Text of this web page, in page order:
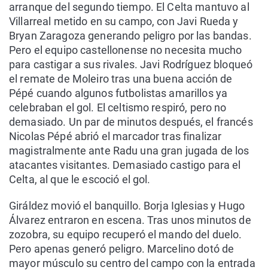
arranque del segundo tiempo. El Celta mantuvo al
Villarreal metido en su campo, con Javi Rueda y
Bryan Zaragoza generando peligro por las bandas.
Pero el equipo castellonense no necesita mucho
para castigar a sus rivales. Javi Rodríguez bloqueó
el remate de Moleiro tras una buena acción de
Pépé cuando algunos futbolistas amarillos ya
celebraban el gol. El celtismo respiró, pero no
demasiado. Un par de minutos después, el francés
Nicolas Pépé abrió el marcador tras finalizar
magistralmente ante Radu una gran jugada de los
atacantes visitantes. Demasiado castigo para el
Celta, al que le escoció el gol.
Giráldez movió el banquillo. Borja Iglesias y Hugo
Álvarez entraron en escena. Tras unos minutos de
zozobra, su equipo recuperó el mando del duelo.
Pero apenas generó peligro. Marcelino dotó de
mayor músculo su centro del campo con la entrada